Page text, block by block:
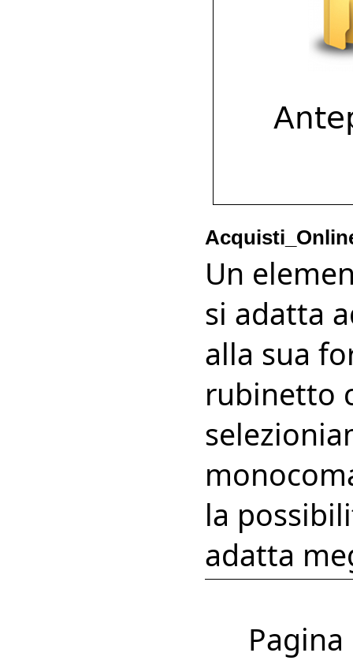
Un
si adatta
alla sua
rubinetto
la
adatta